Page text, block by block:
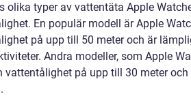
olika typer av vattentäta Apple
En populär modell är Apple
på upp till 50 meter och är
Andra modeller, som Apple
vattentålighet på upp till 30 meter